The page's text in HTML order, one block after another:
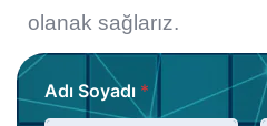
olanak sağlarız.
Adı Soyadı *